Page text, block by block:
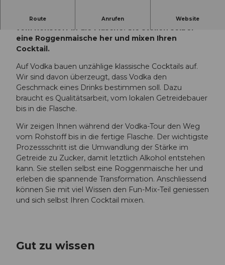
Route Anrufen Website
Während der Vodka-Tour erleben Sie den Weg
vom Rohstoff in die Flasche. Sie stellen selber
eine Roggenmaische her und mixen Ihren
Cocktail.
Auf Vodka bauen unzählige klassische Cocktails auf.
Wir sind davon überzeugt, dass Vodka den
Geschmack eines Drinks bestimmen soll. Dazu
braucht es Qualitätsarbeit, vom lokalen Getreidebauer
bis in die Flasche.
Wir zeigen Ihnen während der Vodka-Tour den Weg
vom Rohstoff bis in die fertige Flasche. Der wichtigste
Prozessschritt ist die Umwandlung der Stärke im
Getreide zu Zucker, damit letztlich Alkohol entstehen
kann. Sie stellen selbst eine Roggenmaische her und
erleben die spannende Transformation. Anschliessend
können Sie mit viel Wissen den Fun-Mix-Teil geniessen
und sich selbst Ihren Cocktail mixen.
Gut zu wissen